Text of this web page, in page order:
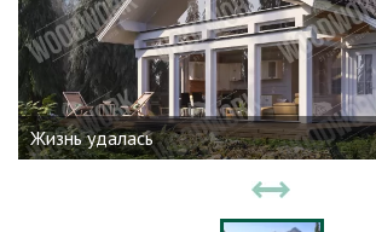
Жизнь удалась